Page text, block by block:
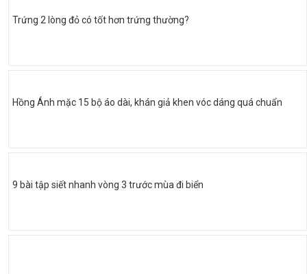
Trứng 2 lòng đỏ có tốt hơn trứng thường?
Hồng Ánh mặc 15 bộ áo dài, khán giả khen vóc dáng quá chuẩn
9 bài tập siết nhanh vòng 3 trước mùa đi biển